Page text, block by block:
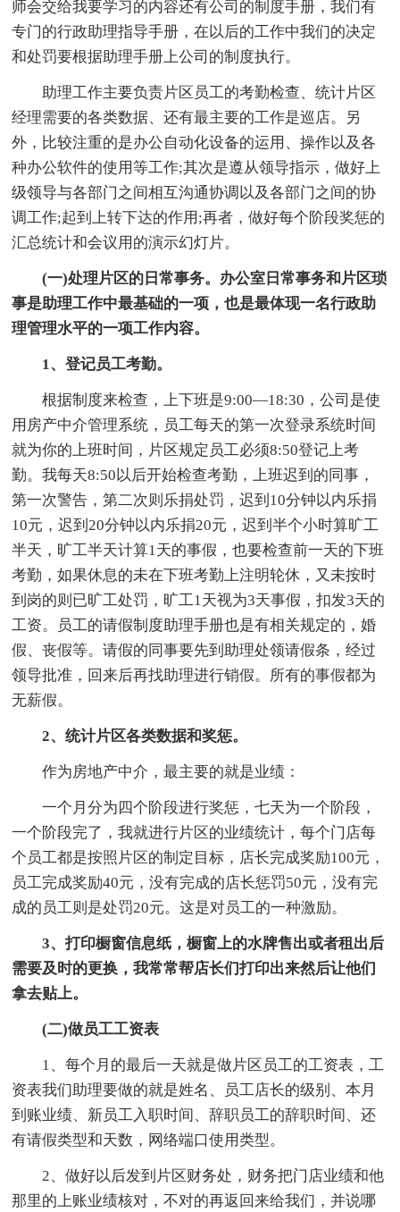
师会交给我要学习的内容还有公司的制度手册，我们有
专门的行政助理指导手册，在以后的工作中我们的决定
和处罚要根据助理手册上公司的制度执行。
助理工作主要负责片区员工的考勤检查、统计片区
经理需要的各类数据、还有最主要的工作是巡店。另
外，比较注重的是办公自动化设备的运用、操作以及各
种办公软件的使用等工作;其次是遵从领导指示，做好上
级领导与各部门之间相互沟通协调以及各部门之间的协
调工作;起到上转下达的作用;再者，做好每个阶段奖惩的
汇总统计和会议用的演示幻灯片。
(一)处理片区的日常事务。办公室日常事务和片区琐
事是助理工作中最基础的一项，也是最体现一名行政助
理管理水平的一项工作内容。
1、登记员工考勤。
根据制度来检查，上下班是9:00—18:30，公司是使
用房产中介管理系统，员工每天的第一次登录系统时间
就为你的上班时间，片区规定员工必须8:50登记上考
勤。我每天8:50以后开始检查考勤，上班迟到的同事，
第一次警告，第二次则乐捐处罚，迟到10分钟以内乐捐
10元，迟到20分钟以内乐捐20元，迟到半个小时算旷工
半天，旷工半天计算1天的事假，也要检查前一天的下班
考勤，如果休息的未在下班考勤上注明轮休，又未按时
到岗的则已旷工处罚，旷工1天视为3天事假，扣发3天的
工资。员工的请假制度助理手册也是有相关规定的，婚
假、丧假等。请假的同事要先到助理处领请假条，经过
领导批准，回来后再找助理进行销假。所有的事假都为
无薪假。
2、统计片区各类数据和奖惩。
作为房地产中介，最主要的就是业绩：
一个月分为四个阶段进行奖惩，七天为一个阶段，
一个阶段完了，我就进行片区的业绩统计，每个门店每
个员工都是按照片区的制定目标，店长完成奖励100元，
员工完成奖励40元，没有完成的店长惩罚50元，没有完
成的员工则是处罚20元。这是对员工的一种激励。
3、打印橱窗信息纸，橱窗上的水牌售出或者租出后
需要及时的更换，我常常帮店长们打印出来然后让他们
拿去贴上。
(二)做员工工资表
1、每个月的最后一天就是做片区员工的工资表，工
资表我们助理要做的就是姓名、员工店长的级别、本月
到账业绩、新员工入职时间、辞职员工的辞职时间、还
有请假类型和天数，网络端口使用类型。
2、做好以后发到片区财务处，财务把门店业绩和他
那里的上账业绩核对，不对的再返回来给我们，并说哪